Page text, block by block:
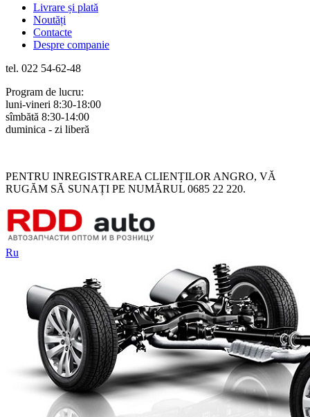
Livrare și plată
Noutăți
Contacte
Despre companie
tel. 022 54-62-48
Program de lucru:
luni-vineri 8:30-18:00
sîmbătă 8:30-14:00
duminica - zi liberă
PENTRU INREGISTRAREA CLIENȚILOR ANGRO, VĂ
RUGĂM SĂ SUNAȚI PE NUMĂRUL 0685 22 220.
Ru